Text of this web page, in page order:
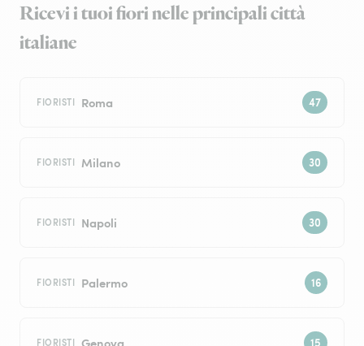
Ricevi i tuoi fiori nelle principali città
italiane
FIORISTI Roma
FIORISTI Milano
FIORISTI Napoli
FIORISTI Palermo
FIORISTI Genova